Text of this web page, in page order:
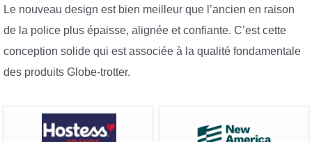
Le nouveau design est bien meilleur que l’ancien en raison
de la police plus épaisse, alignée et confiante. C’est cette
conception solide qui est associée à la qualité fondamentale
des produits Globe-trotter.